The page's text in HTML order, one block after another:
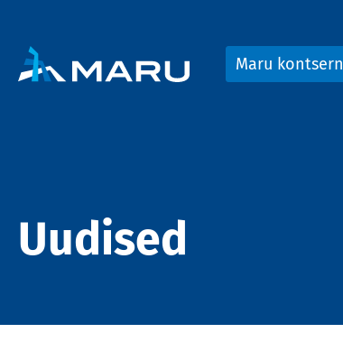
Maru kontsern
Uudised